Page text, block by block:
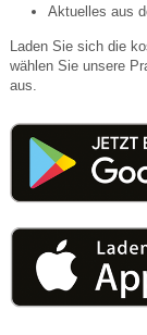
Aktuelles aus
Laden Sie sich die
wählen Sie unsere
aus.